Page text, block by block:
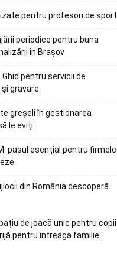
pentru profesori de sport
periodice pentru buna
în Brașov
Ghid pentru servicii de
gravare
greșeli în gestionarea
le eviți
pasul esențial pentru firmele
din România descoperă
de joacă unic pentru copii
pentru întreaga familie